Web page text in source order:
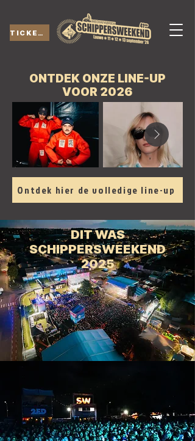
TICKETS
ONTDEK ONZE LINE-UP
VOOR 2026
Ontdek hier de volledige line-up
DIT WAS
SCHIPPERSWEEKEND
2025